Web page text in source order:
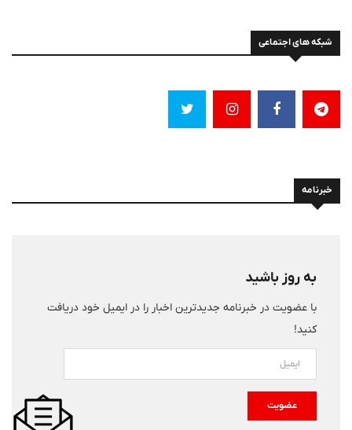
شبکه های اجتماعی
خبرنامه
به روز باشید
با عضویت در خبرنامه جدیدترین اخبار را در ایمیل خود دریافت
کنید!
عضویت